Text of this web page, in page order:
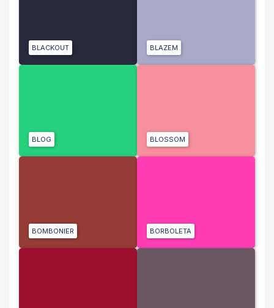
BLACKOUT BLAZEM
BLOG BLOSSOM
BOMBONIER BORBOLETA